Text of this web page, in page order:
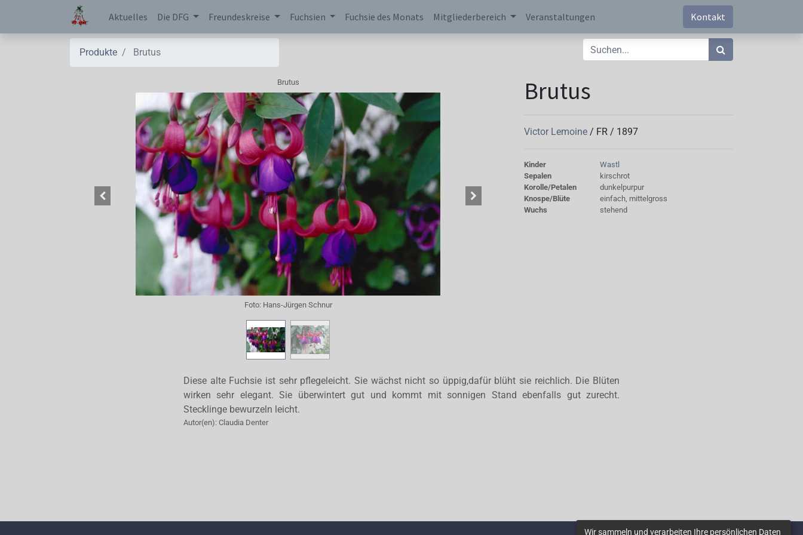
Aktuelles Die DFG Freundeskreise Fuchsien Fuchsie des Monats Mitgliederbereich Veranstaltungen Kontakt
Produkte Brutus
Brutus
Foto: Hans-Jürgen Schnur
Brutus
Victor Lemoine / FR / 1897
Kinder
Wastl
Sepalen
kirschrot
Korolle/Petalen
dunkelpurpur
Knospe/Blüte
einfach, mittelgross
Wuchs
stehend
Diese alte Fuchsie ist sehr pflegeleicht. Sie wächst nicht so üppig,dafür blüht sie reichlich. Die Blüten
wirken sehr elegant. Sie überwintert gut und kommt mit sonnigen Stand ebenfalls gut zurecht.
Stecklinge bewurzeln leicht.
Autor(en): Claudia Denter
Wir sammeln und verarbeiten Ihre persönlichen Daten